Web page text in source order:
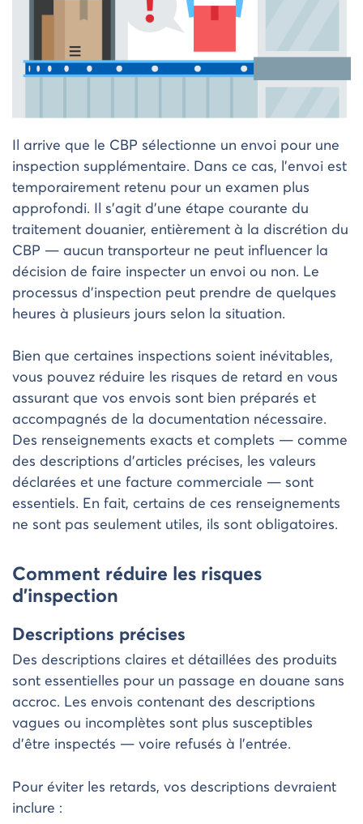
Il arrive que le CBP sélectionne un envoi pour une
inspection supplémentaire. Dans ce cas, l’envoi est
temporairement retenu pour un examen plus
approfondi. Il s’agit d’une étape courante du
traitement douanier, entièrement à la discrétion du
CBP — aucun transporteur ne peut influencer la
décision de faire inspecter un envoi ou non. Le
processus d’inspection peut prendre de quelques
heures à plusieurs jours selon la situation.
Bien que certaines inspections soient inévitables,
vous pouvez réduire les risques de retard en vous
assurant que vos envois sont bien préparés et
accompagnés de la documentation nécessaire.
Des renseignements exacts et complets — comme
des descriptions d’articles précises, les valeurs
déclarées et une facture commerciale — sont
essentiels. En fait, certains de ces renseignements
ne sont pas seulement utiles, ils sont obligatoires.
Comment réduire les risques
d’inspection
Descriptions précises
Des descriptions claires et détaillées des produits
sont essentielles pour un passage en douane sans
accroc. Les envois contenant des descriptions
vagues ou incomplètes sont plus susceptibles
d’être inspectés — voire refusés à l’entrée.
Pour éviter les retards, vos descriptions devraient
inclure :